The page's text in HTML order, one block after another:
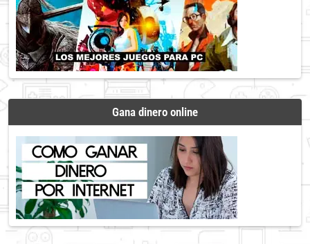
Gana dinero online